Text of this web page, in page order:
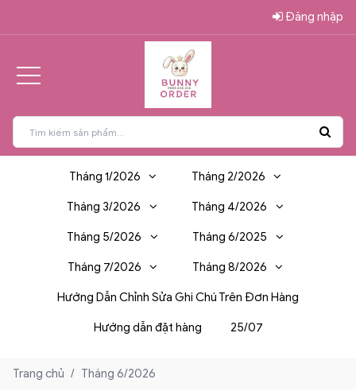
Đăng nhập
Tháng 1/2026 Tháng 2/2026
Tháng 3/2026 Tháng 4/2026
Tháng 5/2026 Tháng 6/2025
Tháng 7/2026 Tháng 8/2026
Hướng Dẫn Chỉnh Sửa Ghi Chú Trên Đơn Hàng
Hướng dẫn đặt hàng 25/07
Trang chủ / Tháng 6/2026